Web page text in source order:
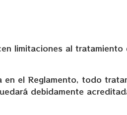
limitaciones al
en el Reglamento, todo
debidamente